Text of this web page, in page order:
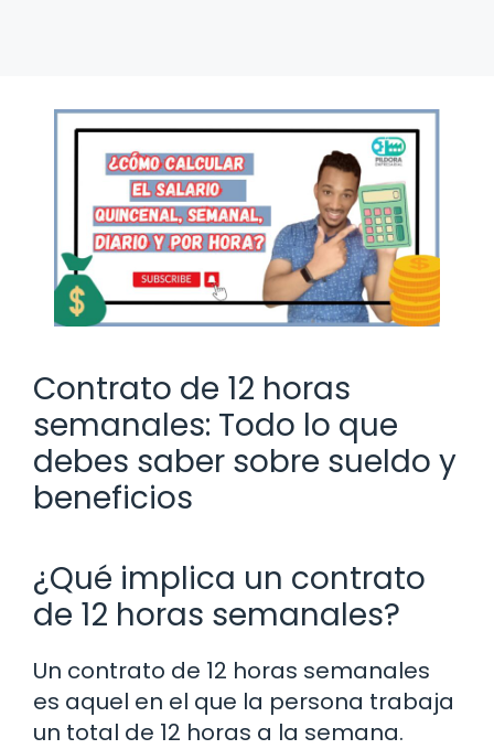
Contrato de 12 horas
semanales: Todo lo que
debes saber sobre sueldo y
beneficios
¿Qué implica un contrato
de 12 horas semanales?
Un contrato de 12 horas semanales
es aquel en el que la persona trabaja
un total de 12 horas a la semana.